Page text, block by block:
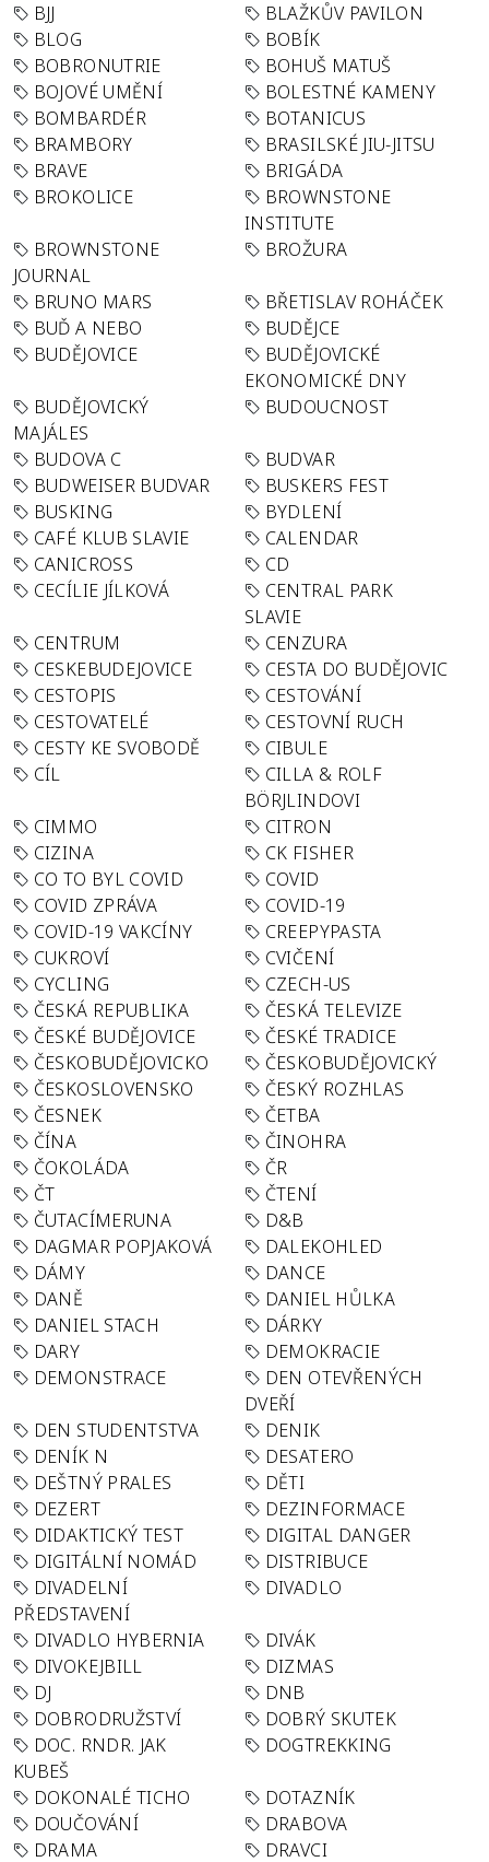
BJJ
BLAŽKŮV PAVILON
BLOG
BOBÍK
BOBRONUTRIE
BOHUŠ MATUŠ
BOJOVÉ UMĚNÍ
BOLESTNÉ KAMENY
BOMBARDÉR
BOTANICUS
BRAMBORY
BRASILSKÉ JIU-JITSU
BRAVE
BRIGÁDA
BROKOLICE
BROWNSTONE
INSTITUTE
BROWNSTONE
JOURNAL
BROŽURA
BRUNO MARS
BŘETISLAV ROHÁČEK
BUĎ A NEBO
BUDĚJCE
BUDĚJOVICE
BUDĚJOVICKÉ
EKONOMICKÉ DNY
BUDĚJOVICKÝ
MAJÁLES
BUDOUCNOST
BUDOVA C
BUDVAR
BUDWEISER BUDVAR
BUSKERS FEST
BUSKING
BYDLENÍ
CAFÉ KLUB SLAVIE
CALENDAR
CANICROSS
CD
CECÍLIE JÍLKOVÁ
CENTRAL PARK
SLAVIE
CENTRUM
CENZURA
CESKEBUDEJOVICE
CESTA DO BUDĚJOVIC
CESTOPIS
CESTOVÁNÍ
CESTOVATELÉ
CESTOVNÍ RUCH
CESTY KE SVOBODĚ
CIBULE
CÍL
CILLA & ROLF
BÖRJLINDOVI
CIMMO
CITRON
CIZINA
CK FISHER
CO TO BYL COVID
COVID
COVID ZPRÁVA
COVID-19
COVID-19 VAKCÍNY
CREEPYPASTA
CUKROVÍ
CVIČENÍ
CYCLING
CZECH-US
ČESKÁ REPUBLIKA
ČESKÁ TELEVIZE
ČESKÉ BUDĚJOVICE
ČESKÉ TRADICE
ČESKOBUDĚJOVICKO
ČESKOBUDĚJOVICKÝ
ČESKOSLOVENSKO
ČESKÝ ROZHLAS
ČESNEK
ČETBA
ČÍNA
ČINOHRA
ČOKOLÁDA
ČR
ČT
ČTENÍ
ČUTACÍMERUNA
D&B
DAGMAR POPJAKOVÁ
DALEKOHLED
DÁMY
DANCE
DANĚ
DANIEL HŮLKA
DANIEL STACH
DÁRKY
DARY
DEMOKRACIE
DEMONSTRACE
DEN OTEVŘENÝCH
DVEŘÍ
DEN STUDENTSTVA
DENIK
DENÍK N
DESATERO
DEŠTNÝ PRALES
DĚTI
DEZERT
DEZINFORMACE
DIDAKTICKÝ TEST
DIGITAL DANGER
DIGITÁLNÍ NOMÁD
DISTRIBUCE
DIVADELNÍ
PŘEDSTAVENÍ
DIVADLO
DIVADLO HYBERNIA
DIVÁK
DIVOKEJBILL
DIZMAS
DJ
DNB
DOBRODRUŽSTVÍ
DOBRÝ SKUTEK
DOC. RNDR. JAK
KUBEŠ
DOGTREKKING
DOKONALÉ TICHO
DOTAZNÍK
DOUČOVÁNÍ
DRABOVA
DRAMA
DRAVCI